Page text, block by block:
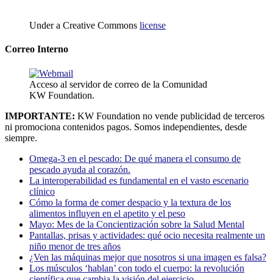
Under a Creative Commons license
Correo Interno
Acceso al servidor de correo de la Comunidad
KW Foundation.
IMPORTANTE: KW Foundation no vende publicidad de terceros
ni promociona contenidos pagos. Somos independientes, desde
siempre.
Omega-3 en el pescado: De qué manera el consumo de
pescado ayuda al corazón.
La interoperabilidad es fundamental en el vasto escenario
clínico
Cómo la forma de comer despacio y la textura de los
alimentos influyen en el apetito y el peso
Mayo: Mes de la Concientización sobre la Salud Mental
Pantallas, prisas y actividades: qué ocio necesita realmente un
niño menor de tres años
¿Ven las máquinas mejor que nosotros si una imagen es falsa?
Los músculos ‘hablan’ con todo el cuerpo: la revolución